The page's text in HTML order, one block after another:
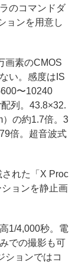
のコマンドダ
ョンを用意し
画素のCMOS
い。感度はIS
〜10240
列。43.8×32.
の約1.7倍。3
倍。超音波式
れた「X Proc
ョンを静止画
1/4,000秒。電
での撮影も可
ションではコ